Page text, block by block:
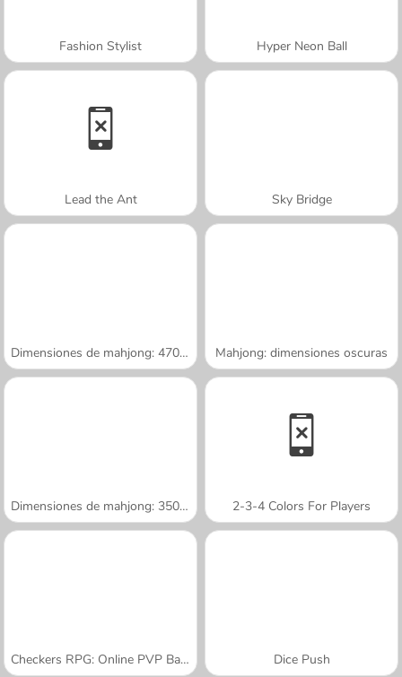
Fashion Stylist Hyper Neon Ball
Lead the Ant Sky Bridge
Dimensiones de mahjong: 470 segundos Mahjong: dimensiones oscuras
Dimensiones de mahjong: 350 segundos 2-3-4 Colors For Players
Checkers RPG: Online PVP Battle Dice Push